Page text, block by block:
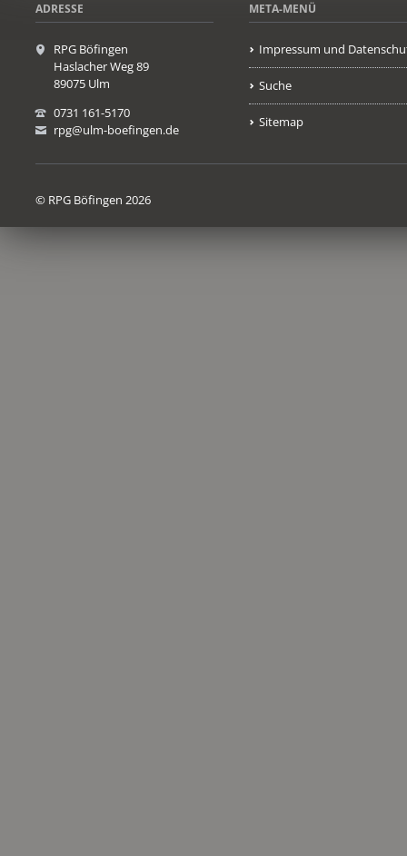
ADRESSE
RPG Böfingen
Haslacher Weg 89
89075 Ulm
0731 161-5170
rpg@ulm-boefingen.de
META-MENÜ
Impressum und
Suche
Sitemap
© RPG Böfingen 2026